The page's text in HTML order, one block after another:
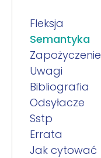
Fleksja
Semantyka
Zapożyczenie
Uwagi
Bibliografia
Odsyłacze
Sstp
Errata
Jak cytować